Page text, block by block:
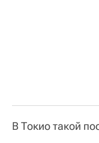
В Токио такой